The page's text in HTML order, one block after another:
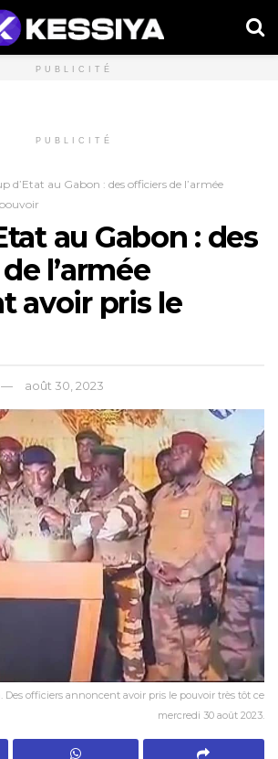
PUBLICITÉ
PUBLICITÉ
d’Etat au Gabon : des officiers de l’armée
au Gabon : des
l’armée
avoir pris le
août 30, 2023
Des officiers annoncent avoir pris le pouvoir très tôt ce
mercredi 30 août 2023.